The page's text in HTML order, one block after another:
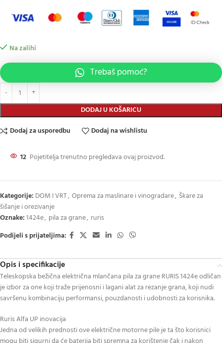
Na zalihi
DODAJ U KOŠARICU
Trebaš pomoć?
Dodaj za usporedbu Dodaj na wishlistu
12 Pojetitelja trenutno pregledava ovaj proizvod.
Kategorije: DOM I VRT, Oprema za maslinare i vinogradare, Škare za
šišanje i orezivanje
Oznake:1424e, pila za grane, ruris
Podijeli s prijateljima:
Opis i specifikacije
Teleskopska bežična električna mlančana pila za grane RURIS 1424e odličan
je izbor za one koji traže prijenosni i lagani alat za rezanje grana, koji nudi
savršenu kombinaciju performansi, pouzdanosti i udobnosti za korisnika.
Ruris Alfa UP inovacija
Jedna od velikih prednosti ove električne motorne pile je ta što korisnici